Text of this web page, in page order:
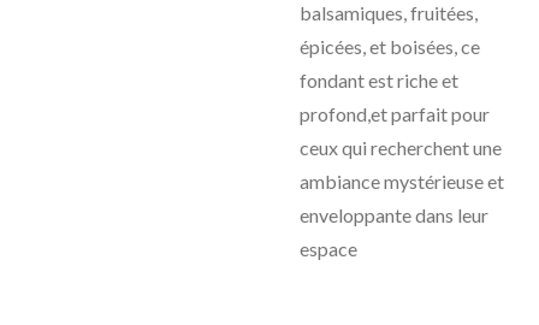
balsamiques, fruitées,
épicées, et boisées, ce
fondant est riche et
profond,et parfait pour
ceux qui recherchent une
ambiance mystérieuse et
enveloppante dans leur
espace